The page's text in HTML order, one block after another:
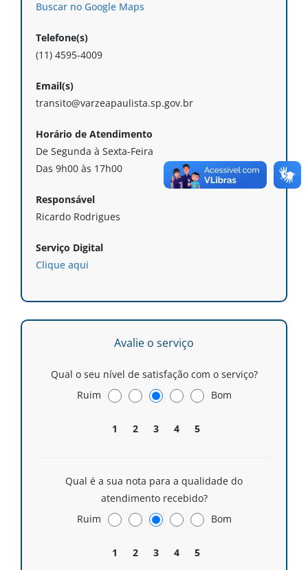
Buscar no Google Maps
Telefone(s)
(11) 4595-4009
Email(s)
transito@varzeapaulista.sp.gov.br
Horário de Atendimento
De Segunda à Sexta-Feira
Das 9h00 às 17h00
Responsável
Ricardo Rodrigues
Serviço Digital
Clique aqui
Avalie o serviço
Qual o seu nível de satisfação com o serviço?
Ruim
1 2 3 4 5
Bom
Qual é a sua nota para a qualidade do
atendimento recebido?
Ruim
1 2 3 4 5
Bom